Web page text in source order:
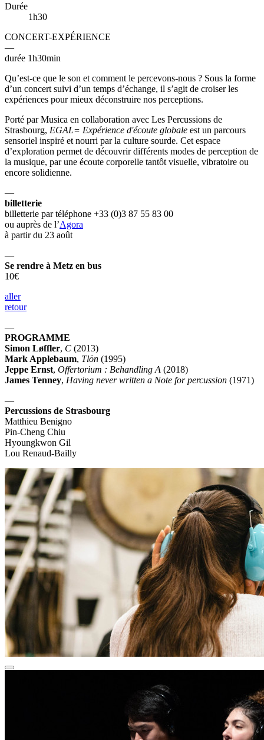
Durée
1h30
CONCERT-EXPÉRIENCE
—
durée 1h30min
Qu’est-ce que le son et comment le percevons-nous ? Sous la forme
d’un concert suivi d’un temps d’échange, il s’agit de croiser les
expériences pour mieux déconstruire nos perceptions.
Porté par Musica en collaboration avec Les Percussions de
Strasbourg, EGAL= Expérience d'écoute globale est un parcours
sensoriel inspiré et nourri par la culture sourde. Cet espace
d’exploration permet de découvrir différents modes de perception de
la musique, par une écoute corporelle tantôt visuelle, vibratoire ou
encore solidienne.
—
billetterie
billetterie par téléphone +33 (0)3 87 55 83 00
ou auprès de l’Agora
à partir du 23 août
—
Se rendre à Metz en bus
10€
aller
retour
—
PROGRAMME
Simon Løffler, C (2013)
Mark Applebaum, Tlön (1995)
Jeppe Ernst, Offertorium : Behandling A (2018)
James Tenney, Having never written a Note for percussion (1971)
—
Percussions de Strasbourg
Matthieu Benigno
Pin-Cheng Chiu
Hyoungkwon Gil
Lou Renaud-Bailly